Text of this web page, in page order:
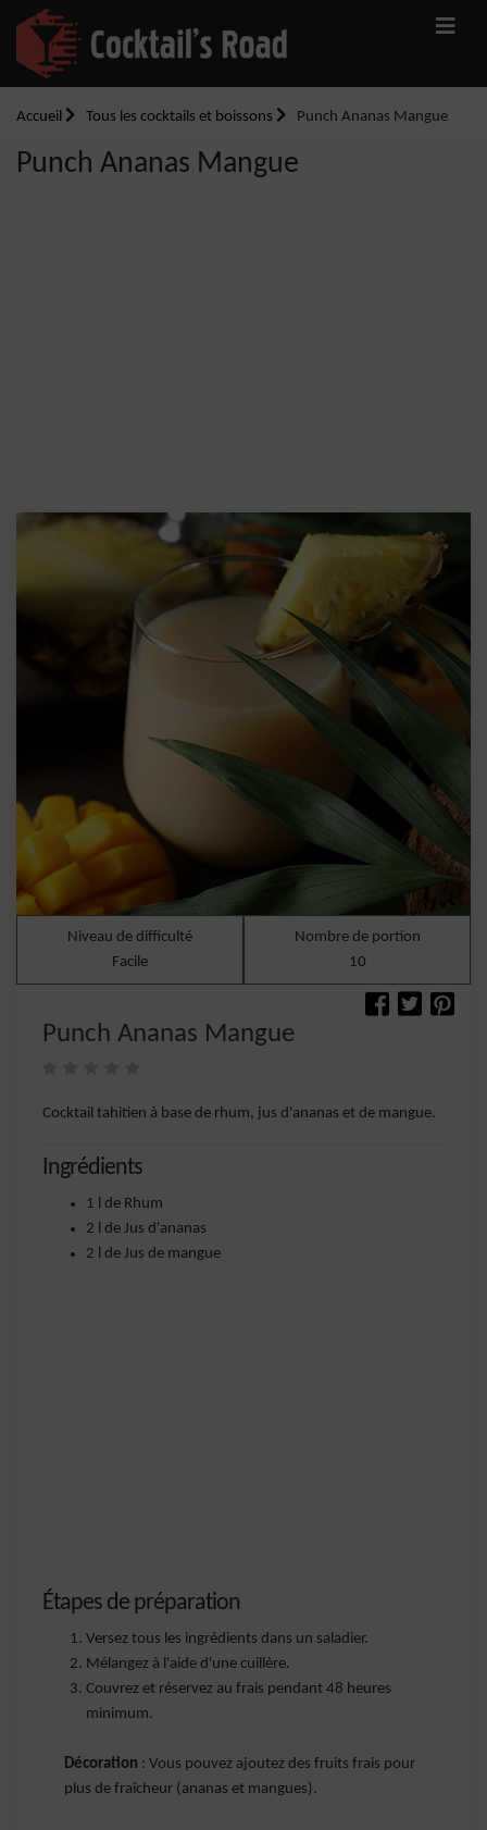
Accueil Tous les cocktails et boissons Punch Ananas Mangue
Punch Ananas Mangue
Niveau de difficulté
Facile
Nombre de portion
10
Punch Ananas Mangue
Cocktail tahitien à base de rhum, jus d'ananas et de mangue.
Ingrédients
1 l de Rhum
2 l de Jus d'ananas
2 l de Jus de mangue
Étapes de préparation
Versez tous les ingrédients dans un saladier.
Mélangez à l'aide d'une cuillère.
Couvrez et réservez au frais pendant 48 heures
minimum.
Décoration : Vous pouvez ajoutez des fruits frais pour
plus de fraîcheur (ananas et mangues).